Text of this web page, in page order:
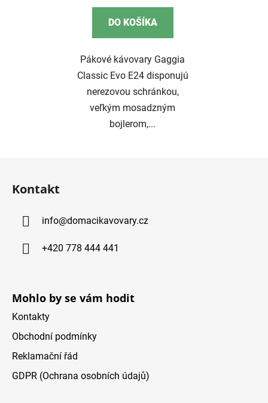
DO KOŠÍKA
Pákové kávovary Gaggia
Classic Evo E24 disponujú
nerezovou schránkou,
veľkým mosadzným
bojlerom,...
Kontakt
info@domacikavovary.cz
+420 778 444 441
Mohlo by se vám hodit
Kontakty
Obchodní podmínky
Reklamační řád
GDPR (Ochrana osobních údajů)